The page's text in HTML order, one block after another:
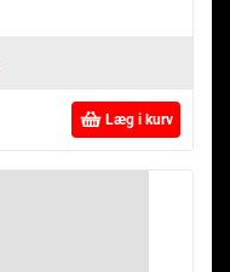
Læg i kurv